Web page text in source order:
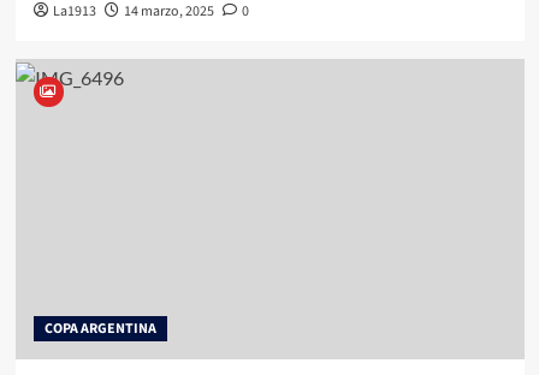
La1913 14 marzo, 2025 0
COPA ARGENTINA